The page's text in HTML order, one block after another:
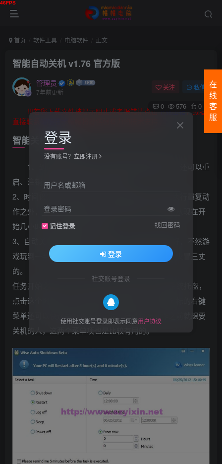
首页 软件工具 电脑软件 正文
智能自动关机 v1.76 官方版
管理员
7年前更新
关注 私信
0 576 0
!!!若您下载文件被提示阻止或者报错请点击下载出错，或者
直接联系
智能关机的特点：
1、到达设定时间后，除了可以自动关机之外，还可以重
启、注销、休眠、关闭电源、睡眠。
2、时间设定十分的灵活，你可以选择每天到点就执行重复动
作之外，也可以选择在某个指定时间执行，甚至是从现在开
始几小时几分钟之后关机也可。
3、自动关机前提醒你。这个功能一般还是勾选的好，不然游
戏玩到一半没有存档却自动关机，相信每个人都会火冒三丈
的。
任务开始之后，Wise Auto Shutdown会最小化到系统托盘，
点击这个图标除了可以再次唤出界面之外，使用图标的右键
菜单还可以快速关机和重启，对于自动执行动作之前就想要
关机的人，这两个菜单项也是比较有用的。
在
线
客
服
登录
没有账号？立即注册
用户名或邮箱
登录密码
记住登录 找回密码
登录
社交账号登录
使用社交账号登录即表示同意用户协议